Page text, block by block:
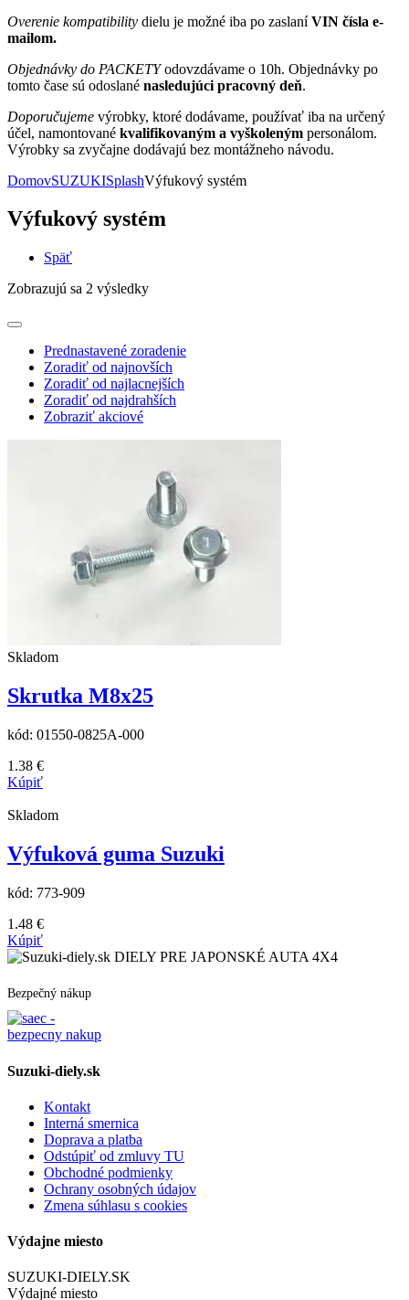
Overenie kompatibility dielu je možné iba po zaslaníVIN čísla e-
mailom.
Objednávky do PACKETYodovzdávame o 10h. Objednávky po
tomto čase sú odoslané nasledujúci pracovný deň.
Doporučujeme výrobky, ktoré dodávame, používať iba na určený
účel, namontované kvalifikovaným a vyškoleným personálom.
Výrobky sa zvyčajne dodávajú bez montážneho návodu.
DomovSUZUKISplashVýfukový systém
Výfukový systém
Späť
Zobrazujú sa 2 výsledky
Prednastavené zoradenie
Zoradiť od najnovších
Zoradiť od najlacnejších
Zoradiť od najdrahších
Zobraziť akciové
Skladom
Skrutka M8x25
kód: 01550-0825A-000
1.38 €
Kúpiť
Skladom
Výfuková guma Suzuki
kód: 773-909
1.48 €
Kúpiť
DIELY PRE JAPONSKÉ AUTA 4X4
Bezpečný nákup
Suzuki-diely.sk
Kontakt
Interná smernica
Doprava a platba
Odstúpiť od zmluvy TU
Obchodné podmienky
Ochrany osobných údajov
Zmena súhlasu s cookies
Výdajne miesto
SUZUKI-DIELY.SK
Výdajné miesto